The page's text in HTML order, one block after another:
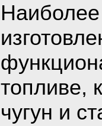
топливе,
чугун и